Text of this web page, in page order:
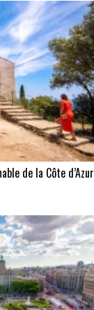
de la Côte d’Azur